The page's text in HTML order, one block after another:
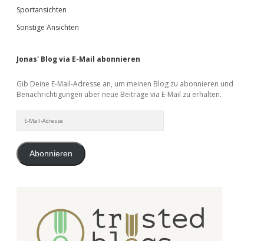
Sportansichten
Sonstige Ansichten
Jonas' Blog via E-Mail abonnieren
Gib Deine E-Mail-Adresse an, um meinen Blog zu abonnieren und
Benachrichtigungen über neue Beiträge via E-Mail zu erhalten.
Mail-
Abonnieren